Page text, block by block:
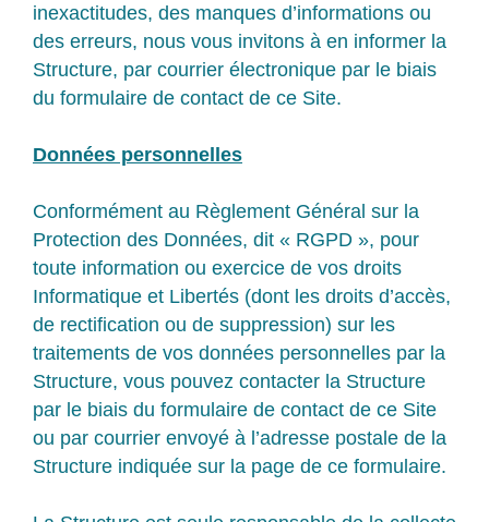
inexactitudes, des manques d’informations ou
des erreurs, nous vous invitons à en informer la
Structure, par courrier électronique par le biais
du formulaire de contact de ce Site.
Données personnelles
Conformément au Règlement Général sur la
Protection des Données, dit « RGPD », pour
toute information ou exercice de vos droits
Informatique et Libertés (dont les droits d’accès,
de rectification ou de suppression) sur les
traitements de vos données personnelles par la
Structure, vous pouvez contacter la Structure
par le biais du formulaire de contact de ce Site
ou par courrier envoyé à l’adresse postale de la
Structure indiquée sur la page de ce formulaire.